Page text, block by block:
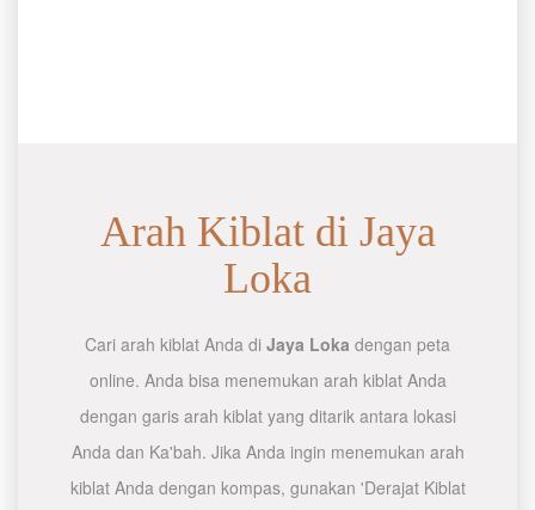
Arah Kiblat di Jaya
Loka
Cari arah kiblat Anda di Jaya Loka dengan peta
online. Anda bisa menemukan arah kiblat Anda
dengan garis arah kiblat yang ditarik antara lokasi
Anda dan Ka'bah. Jika Anda ingin menemukan arah
kiblat Anda dengan kompas, gunakan 'Derajat Kiblat